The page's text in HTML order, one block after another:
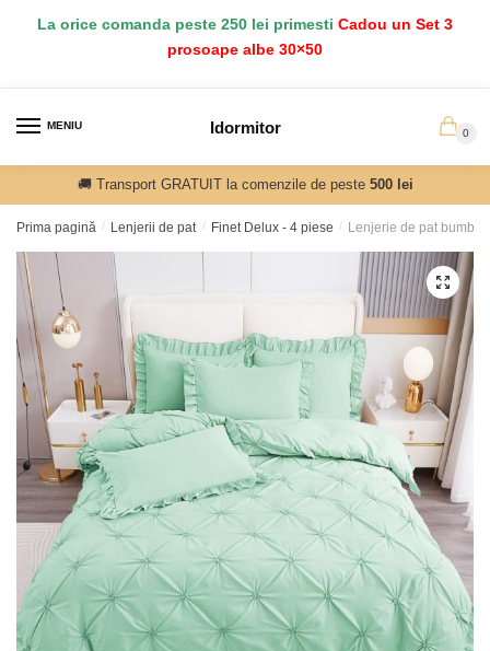
La orice comanda peste 250 lei primesti Cadou un Set 3
prosoape albe 30×50
MENIU Idormitor 0
🚚 Transport GRATUIT la comenzile de peste 500 lei
Prima pagină / Lenjerii de pat / Finet Delux - 4 piese / Lenjerie de pat
🔍